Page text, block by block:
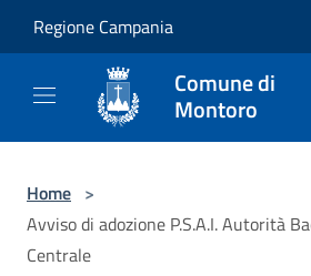
Regione Campania
Comune di
Montoro
Home >
Avviso di adozione P.S.A.I. Autorità
Centrale